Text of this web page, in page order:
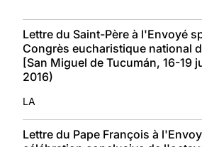
Lettre du Saint-Père à l'Envoyé
Congrès eucharistique national
[San Miguel de Tucumán, 16-19
2016)
LA
Lettre du Pape François à